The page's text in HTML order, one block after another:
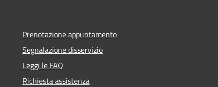
Prenotazione appuntamento
Segnalazione disservizio
Leggi le FAQ
Richiesta assistenza